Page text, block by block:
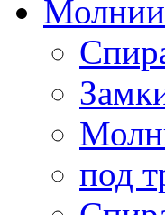
Молнии
под